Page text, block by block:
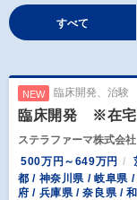
すべて
NEW 臨床開発、治験
臨床開発 ※在宅
ステラファーマ株式会社
500万円～649万円
都 / 神奈川県 / 岐阜県
府 / 兵庫県 / 奈良県 /